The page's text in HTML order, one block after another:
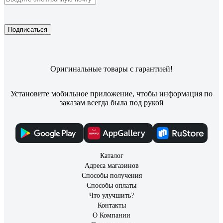
Подписаться
Оригинальные товары с гарантией!
Установите мобильное приложение, чтобы информация по
заказам всегда была под рукой
Каталог
Адреса магазинов
Способы получения
Способы оплаты
Что улучшить?
Контакты
О Компании